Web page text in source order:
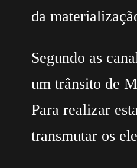
da
Segundo as
um trânsito de
Para realizar
transmutar os